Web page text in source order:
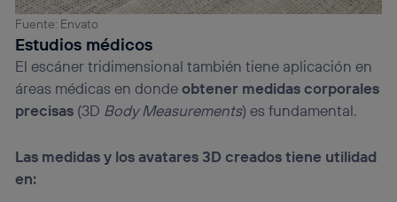
Fuente: Envato
Estudios médicos
El escáner tridimensional también tiene aplicación en
áreas médicas en dondeobtener medidas corporales
precisas (3D Body Measurements) es fundamental.
Las medidas y los avatares 3D creados tiene utilidad
en: